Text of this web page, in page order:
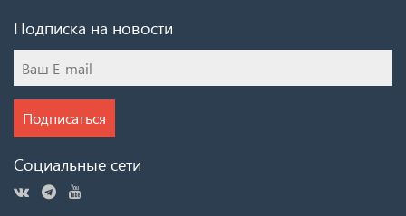
Подписка на новости
Подписаться
Социальные сети